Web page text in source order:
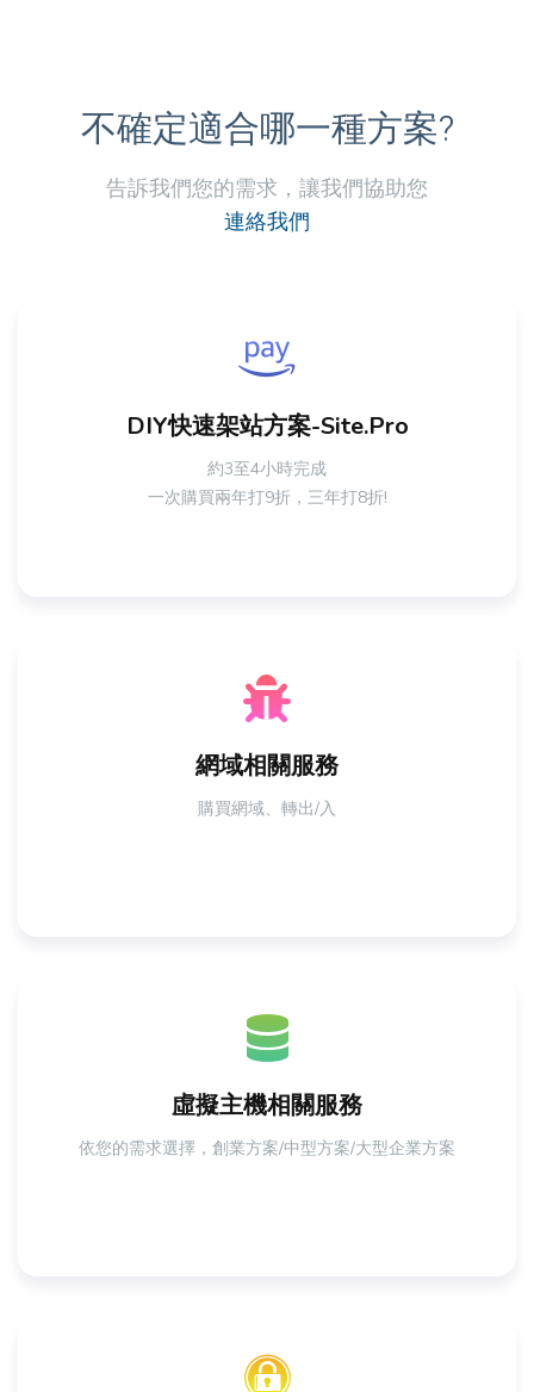
不確定適合哪一種方案?
告訴我們您的需求，讓我們協助您
連絡我們
DIY快速架站方案-Site.Pro
約3至4小時完成
一次購買兩年打9折，三年打8折!
網域相關服務
購買網域、轉出/入
虛擬主機相關服務
依您的需求選擇，創業方案/中型方案/大型企業方案